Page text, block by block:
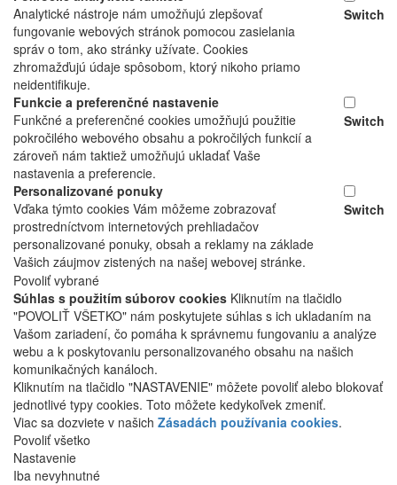
Analytické nástroje nám umožňujú zlepšovať
fungovanie webových stránok pomocou zasielania
správ o tom, ako stránky užívate. Cookies
zhromažďujú údaje spôsobom, ktorý nikoho priamo
neidentifikuje.
Switch
Funkcie a preferenčné nastavenie
Funkčné a preferenčné cookies umožňujú použitie
pokročilého webového obsahu a pokročilých funkcií a
zároveň nám taktiež umožňujú ukladať Vaše
nastavenia a preferencie.
Switch
Personalizované ponuky
Vďaka týmto cookies Vám môžeme zobrazovať
prostredníctvom internetových prehliadačov
personalizované ponuky, obsah a reklamy na základe
Vašich záujmov zistených na našej webovej stránke.
Switch
Povoliť vybrané
Súhlas s použitím súborov cookies Kliknutím na tlačidlo
"POVOLIŤ VŠETKO" nám poskytujete súhlas s ich ukladaním na
Vašom zariadení, čo pomáha k správnemu fungovaniu a analýze
webu a k poskytovaniu personalizovaného obsahu na našich
komunikačných kanáloch.
Kliknutím na tlačidlo "NASTAVENIE" môžete povoliť alebo blokovať
jednotlivé typy cookies. Toto môžete kedykoľvek zmeniť.
Viac sa dozviete v našich Zásadách používania cookies.
Povoliť všetko
Nastavenie
Iba nevyhnutné